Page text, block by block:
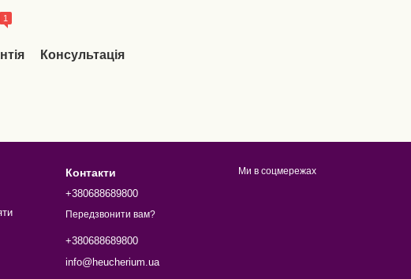
1
Консультація
Контакти
+380688689800
Передзвонити вам?
+380688689800
info@heucherium.ua
Ми в соцмережах